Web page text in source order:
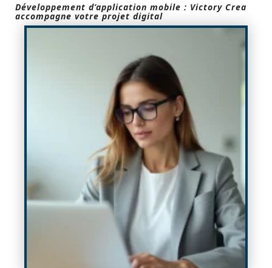
Développement d’application mobile : Victory Crea
accompagne votre projet digital